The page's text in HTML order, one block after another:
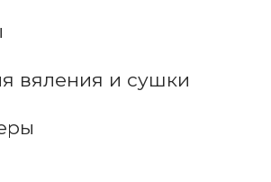
вяления и сушки